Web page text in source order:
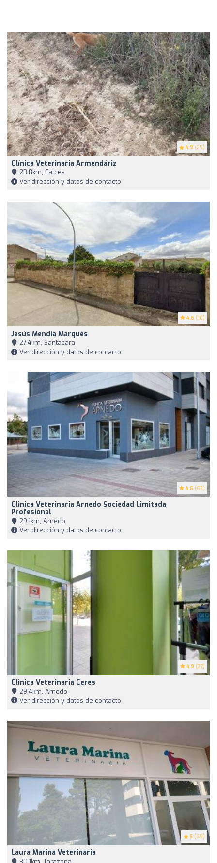
4.9 (25)
Clínica Veterinaria Armendáriz
23,8km, Falces
Ver dirección y datos de contacto
4.6 (10)
Jesús Mendía Marqués
27,4km, Santacara
Ver dirección y datos de contacto
4.6 (63)
Clinica Veterinaria Arnedo Sociedad Limitada
Profesional
29,1km, Arnedo
Ver dirección y datos de contacto
4.9 (27)
Clinica Veterinaria Ceres
29,4km, Arnedo
Ver dirección y datos de contacto
5 (69)
Laura Marina Veterinaria